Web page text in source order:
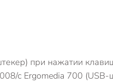
при нажатии
c Ergomedia 700